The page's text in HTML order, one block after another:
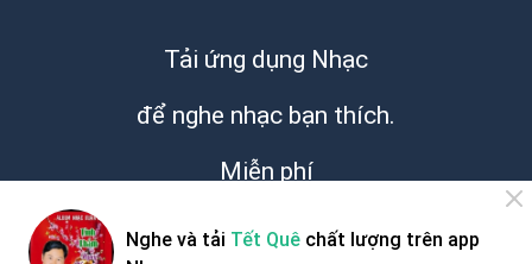
Tải ứng dụng Nhạc
để nghe nhạc bạn thích.
Miễn phí
Nghe và tải Tết Quê chất lượng trên app